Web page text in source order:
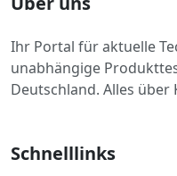
Ihr Portal für aktuelle
unabhängige
Deutschland. Alles über
Schnelllinks